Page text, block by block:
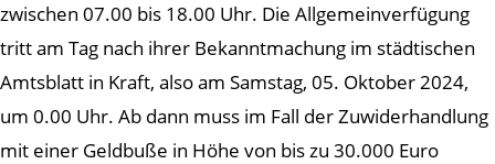
zwischen 07.00 bis 18.00 Uhr. Die Allgemeinverfügung
tritt am Tag nach ihrer Bekanntmachung im städtischen
Amtsblatt in Kraft, also am Samstag, 05. Oktober 2024,
um 0.00 Uhr. Ab dann muss im Fall der Zuwiderhandlung
mit einer Geldbuße in Höhe von bis zu 30.000 Euro